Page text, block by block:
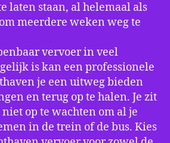
laten staan, al helemaal als
meerdere weken weg te
vervoer in veel
is kan een professionele
je een uitweg bieden
en terug op te halen. Je zit
op te wachten om al je
in de trein of de bus. Kies